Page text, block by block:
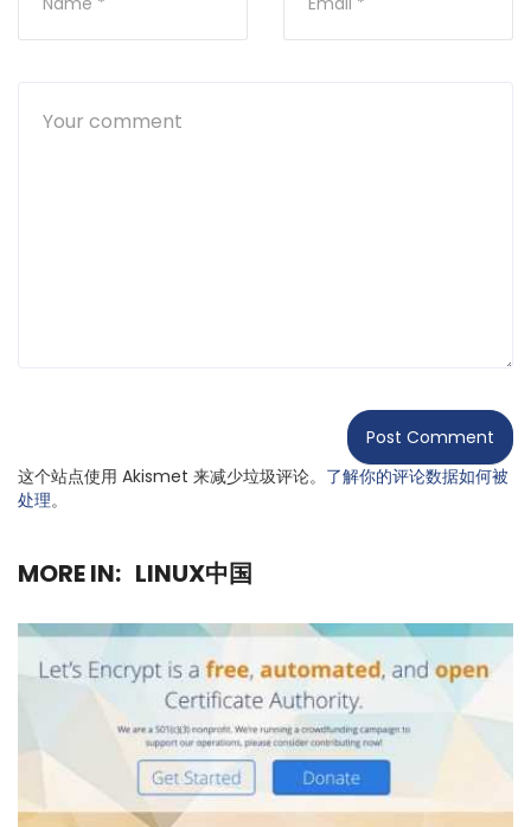
这个站点使用 Akismet 来减少垃圾评论。 了解你的评论数据如何被
处理。
MORE IN: LINUX中国